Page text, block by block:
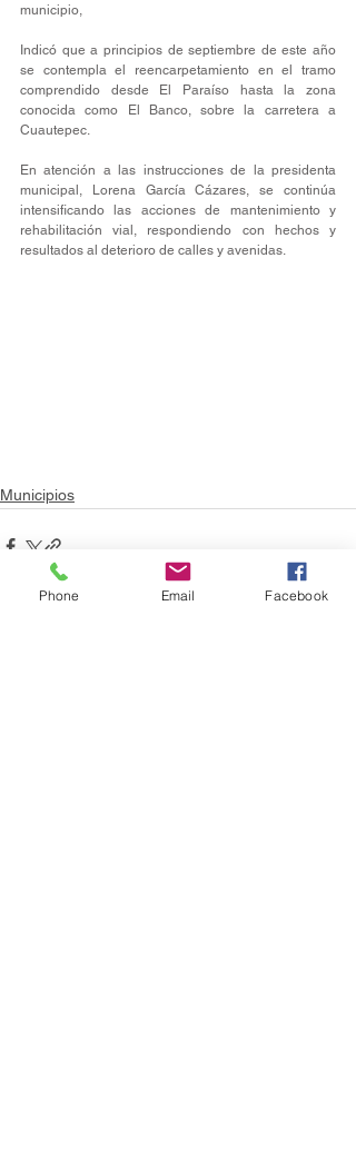
municipio,
Indicó que a principios de septiembre de este año
se contempla el reencarpetamiento en el tramo
comprendido desde El Paraíso hasta la zona
conocida como El Banco, sobre la carretera a
Cuautepec.
En atención a las instrucciones de la presidenta
municipal, Lorena García Cázares, se continúa
intensificando las acciones de mantenimiento y
rehabilitación vial, respondiendo con hechos y
resultados al deterioro de calles y avenidas.
Municipios
Phone Email Facebook